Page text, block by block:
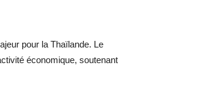
pour la Thaïlande. Le
économique, soutenant